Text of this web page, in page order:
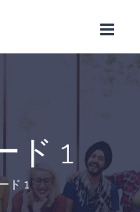
ド 1
ド 1